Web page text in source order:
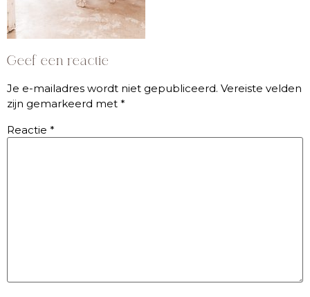
Geef een reactie
Je e-mailadres wordt niet gepubliceerd. Vereiste velden
zijn gemarkeerd met *
Reactie *